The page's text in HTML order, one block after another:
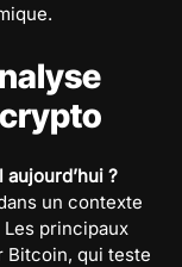
?
un contexte
principaux
Bitcoin, qui teste